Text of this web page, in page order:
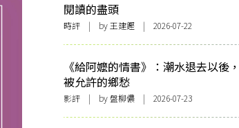
閱讀的盡頭
時評 | by 王建鏗 | 2026-07-22
《給阿嬤的情書》：潮水退去以後，
被允許的鄉愁
影評 | by 盤柳儂 | 2026-07-23